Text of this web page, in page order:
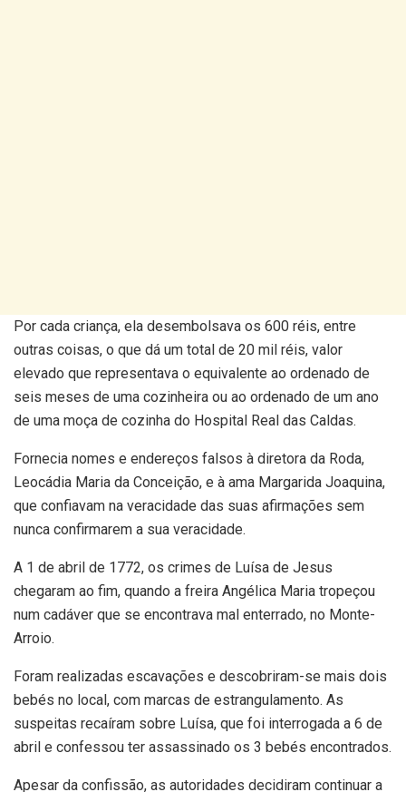
Por cada criança, ela desembolsava os 600 réis, entre
outras coisas, o que dá um total de 20 mil réis, valor
elevado que representava o equivalente ao ordenado de
seis meses de uma cozinheira ou ao ordenado de um ano
de uma moça de cozinha do Hospital Real das Caldas.
Fornecia nomes e endereços falsos à diretora da Roda,
Leocádia Maria da Conceição, e à ama Margarida Joaquina,
que confiavam na veracidade das suas afirmações sem
nunca confirmarem a sua veracidade.
A 1 de abril de 1772, os crimes de Luísa de Jesus
chegaram ao fim, quando a freira Angélica Maria tropeçou
num cadáver que se encontrava mal enterrado, no Monte-
Arroio.
Foram realizadas escavações e descobriram-se mais dois
bebés no local, com marcas de estrangulamento. As
suspeitas recaíram sobre Luísa, que foi interrogada a 6 de
abril e confessou ter assassinado os 3 bebés encontrados.
Apesar da confissão, as autoridades decidiram continuar a